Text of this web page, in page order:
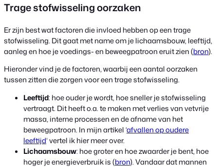
Trage stofwisseling oorzaken
Er zijn best wat factoren die invloed hebben op een trage
stofwisseling. Dit gaat met name om je lichaamsbouw, leeftijd,
aanleg en hoe je voedings- en beweegpatroon eruit zien (bron).
Hieronder vind je de factoren, waarbij een aantal oorzaken
tussen zitten die zorgen voor een trage stofwisseling.
Leeftijd: hoe ouder je wordt, hoe sneller je stofwisseling
vertraagt. Dit heeft o.a. te maken met verlies van vetvrije
massa, interne processen en de afname van het
beweegpatroon. In mijn artikel ‘afvallen op oudere
leeftijd‘ vertel ik hier meer over.
Lichaamsbouw: hoe groter en hoe zwaarder je bent, hoe
hoger je energieverbruik is (bron). Vandaar dat mannen